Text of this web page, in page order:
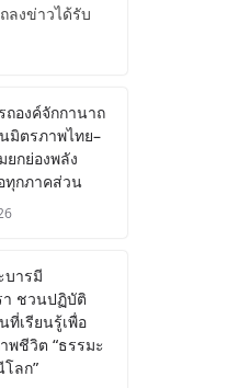
ลงข่าวได้รับ
ถองค์จักกานาถ
มิตรภาพไทย–
ยกย่องพลัง
ทุกภาคส่วน
บารมี
า ชวนปฏิบัติ
ที่เรียนรู้เพื่อ
ชีวิต “ธรรมะ
ลก”